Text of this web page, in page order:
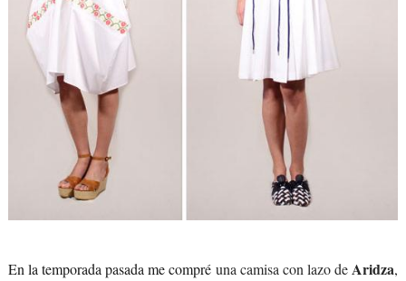
En la temporada pasada me compré una camisa con lazo deAridza,